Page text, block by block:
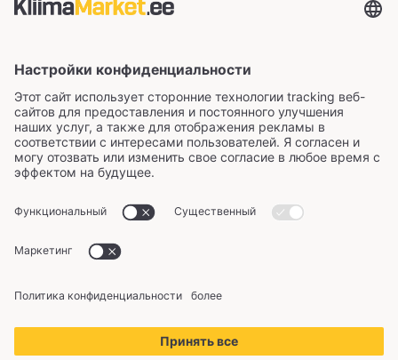
Рассрочка LHV
Подпишитесь на информационный бюллетень
Сертификаты и способы оплаты